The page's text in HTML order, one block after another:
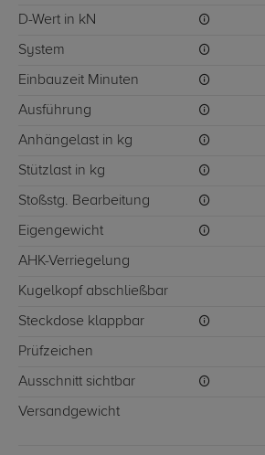
D-Wert in kN
System
Einbauzeit Minuten
Ausführung
Anhängelast in kg
Stützlast in kg
Stoßstg. Bearbeitung
Eigengewicht
AHK-Verriegelung
Kugelkopf abschließbar
Steckdose klappbar
Prüfzeichen
Ausschnitt sichtbar
Versandgewicht